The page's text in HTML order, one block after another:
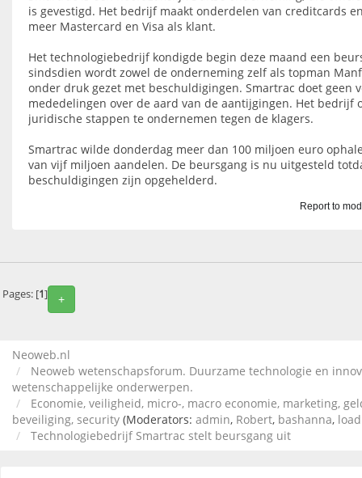
is gevestigd. Het bedrijf maakt onderdelen van creditcards
meer Mastercard en Visa als klant.
Het technologiebedrijf kondigde begin deze maand een
sindsdien wordt zowel de onderneming zelf als topman
onder druk gezet met beschuldigingen. Smartrac doet geen
mededelingen over de aard van de aantijgingen. Het bedrijf
juridische stappen te ondernemen tegen de klagers.
Smartrac wilde donderdag meer dan 100 miljoen euro
van vijf miljoen aandelen. De beursgang is nu uitgesteld
beschuldigingen zijn opgehelderd.
Report to
+
Pages: [1]
Neoweb.nl
Neoweb wetenschapsforum. Duurzame technologie en
wetenschappelijke onderwerpen.
Economie, veiligheid, micro-, macro economie, marketing,
beveiliging, security (Moderators: admin, Robert, bashanna,
Technologiebedrijf Smartrac stelt beursgang uit